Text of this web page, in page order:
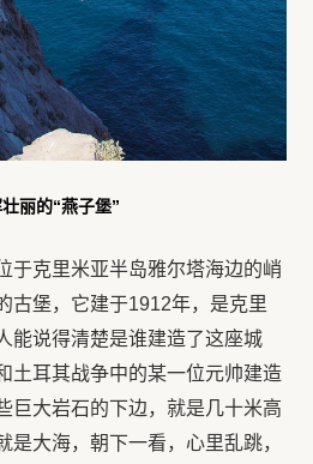
丽的“燕子堡”
于克里米亚半岛雅尔塔海边的峭
古堡，它建于1912年，是克里
能说得清楚是谁建造了这座城
土耳其战争中的某一位元帅建造
巨大岩石的下边，就是几十米高
是大海，朝下一看，心里乱跳，